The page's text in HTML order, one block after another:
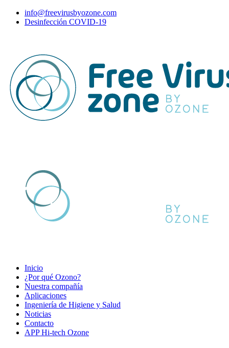
info@freevirusbyozone.com
Desinfección COVID-19
Inicio
¿Por qué Ozono?
Nuestra compañía
Aplicaciones
Ingeniería de Higiene y Salud
Noticias
Contacto
APP Hi-tech Ozone